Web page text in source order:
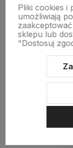
Pliki cookies i
umożliwiają
sklepu lub
"Dostosuj